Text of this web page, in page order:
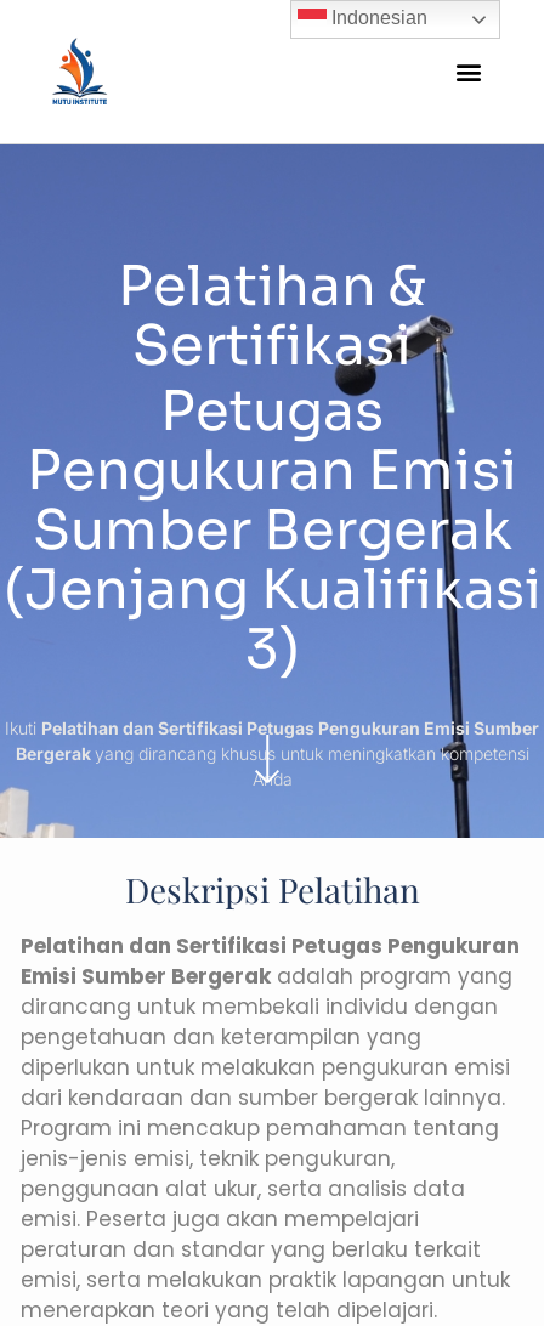
Pelatihan &
Sertifikasi
Petugas
Pengukuran Emisi
Sumber Bergerak
(Jenjang Kualifikasi
3)
Ikuti Pelatihan dan Sertifikasi Petugas Pengukuran Emisi Sumber
Bergerakyang dirancang khusus untuk meningkatkan kompetensi
Anda
Deskripsi Pelatihan
Pelatihan dan Sertifikasi Petugas Pengukuran
Emisi Sumber Bergerak adalah program yang
dirancang untuk membekali individu dengan
pengetahuan dan keterampilan yang
diperlukan untuk melakukan pengukuran emisi
dari kendaraan dan sumber bergerak lainnya.
Program ini mencakup pemahaman tentang
jenis-jenis emisi, teknik pengukuran,
penggunaan alat ukur, serta analisis data
emisi. Peserta juga akan mempelajari
peraturan dan standar yang berlaku terkait
emisi, serta melakukan praktik lapangan untuk
menerapkan teori yang telah dipelajari.
Indonesian